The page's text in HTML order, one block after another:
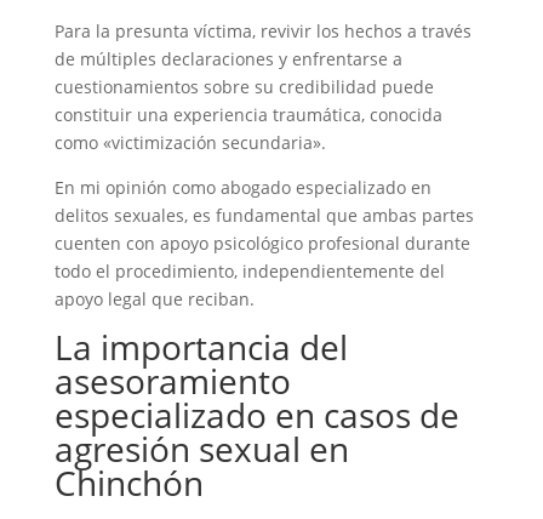
Para la presunta víctima, revivir los hechos a través
de múltiples declaraciones y enfrentarse a
cuestionamientos sobre su credibilidad puede
constituir una experiencia traumática, conocida
como «victimización secundaria».
En mi opinión como abogado especializado en
delitos sexuales, es fundamental que ambas partes
cuenten con apoyo psicológico profesional durante
todo el procedimiento, independientemente del
apoyo legal que reciban.
La importancia del
asesoramiento
especializado en casos de
agresión sexual en
Chinchón